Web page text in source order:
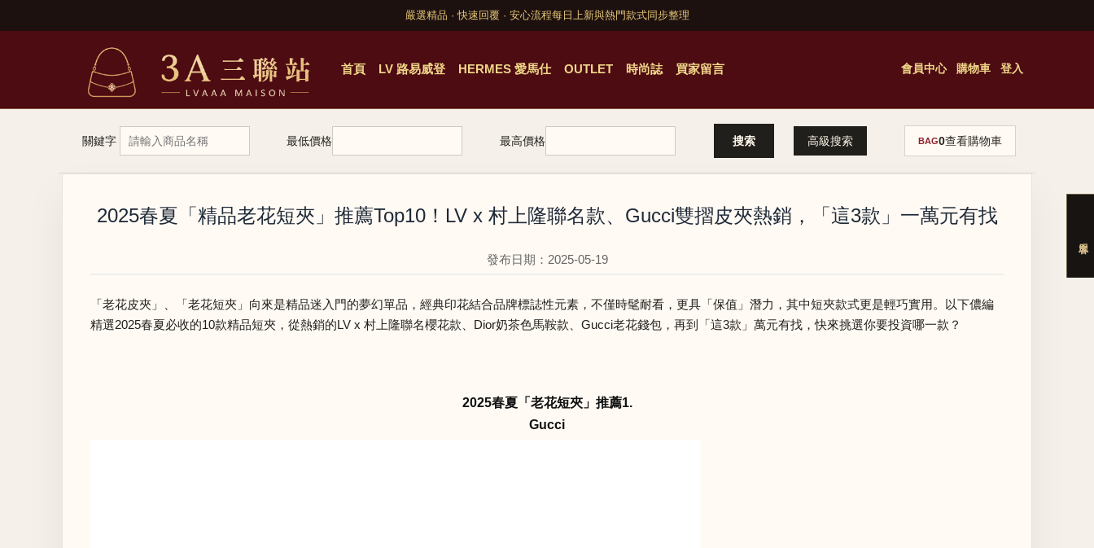
嚴選精品 · 快速回覆 · 安心流程每日上新與熱門款式同步整理
首頁 LV 路易威登 HERMES 愛馬仕 OUTLET 時尚誌 買家留言 會員中心 購物車 登入
關鍵字 最低價格 最高價格 高級搜索 BAG0查看購物車
2025春夏「精品老花短夾」推薦Top10！LV x 村上隆聯名款、Gucci雙摺皮夾熱銷，「這3款」一萬元有找
發布日期：2025-05-19
「老花皮夾」、「老花短夾」向來是精品迷入門的夢幻單品，經典印花結合品牌標誌性元素，不僅時髦耐看，更具「保值」潛力，其中短夾款式更是輕巧實用。以下儂編
精選2025春夏必收的10款精品短夾，從熱銷的LV x 村上隆聯名櫻花款、Dior奶茶色馬鞍款、Gucci老花錢包，再到「這3款」萬元有找，快來挑選你要投資哪一款？
2025春夏「老花短夾」推薦1.
Gucci